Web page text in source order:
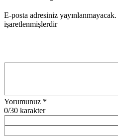
E-posta adresiniz yayınlanmayacak.
işaretlenmişlerdir
Yorumunuz *
0/30 karakter